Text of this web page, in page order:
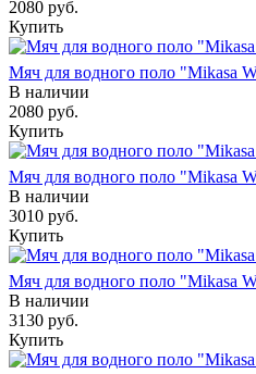
2080 руб.
Купить
Мяч для водного поло "Mikasa
В наличии
2080 руб.
Купить
Мяч для водного поло "Mikasa
В наличии
3010 руб.
Купить
Мяч для водного поло "Mikasa
В наличии
3130 руб.
Купить